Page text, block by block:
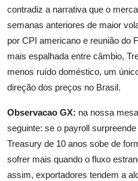
contradiz a narrativa que o
semanas anteriores de maior
por CPI americano e reunião do
mais espalhada entre câmbio,
menos ruído doméstico, um
direção dos preços no Brasil.
Observacao GX: na nossa
seguinte: se o payroll
Treasury de 10 anos sobe de
sofrer mais quando o fluxo
assim, exportadores tendem a